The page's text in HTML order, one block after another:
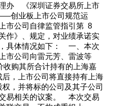
办 《深圳证券交易所上市
创业板上市公司规范运
市公司自律监管指引第 8
》、规定，对业绩承诺实
具体情况如下： 一、本次
市公司向雷元芳、雷波等
购其所合计持有的上海嘉
，上市公司将直接持有上海
，并将标的公司及其子公司
易相关的议案。 本次交易